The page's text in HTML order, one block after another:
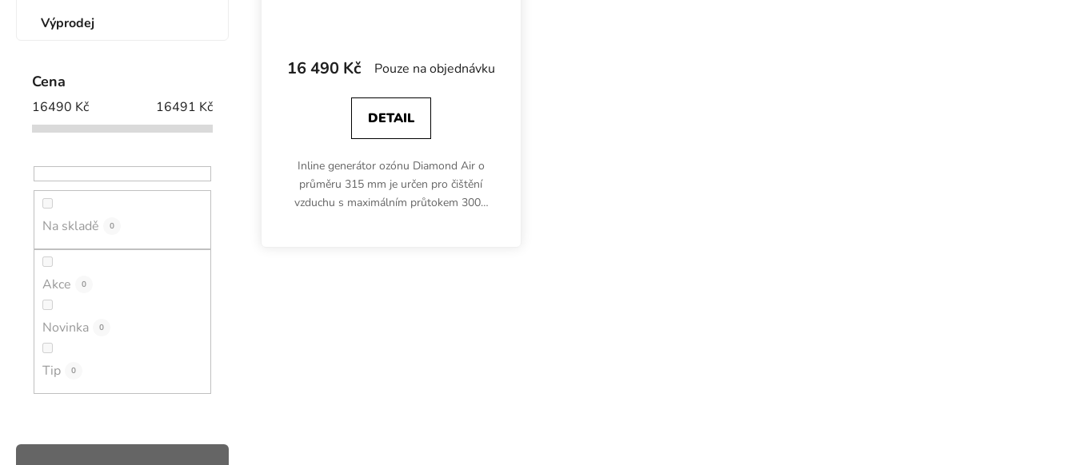
Výprodej
Cena
16490 Kč 16491 Kč
Na skladě 0
Akce 0
Novinka 0
Tip 0
Pouze na objednávku
16 490 Kč
DETAIL
Inline generátor ozónu Diamond Air o
průměru 315 mm je určen pro čištění
vzduchu s maximálním průtokem 3000